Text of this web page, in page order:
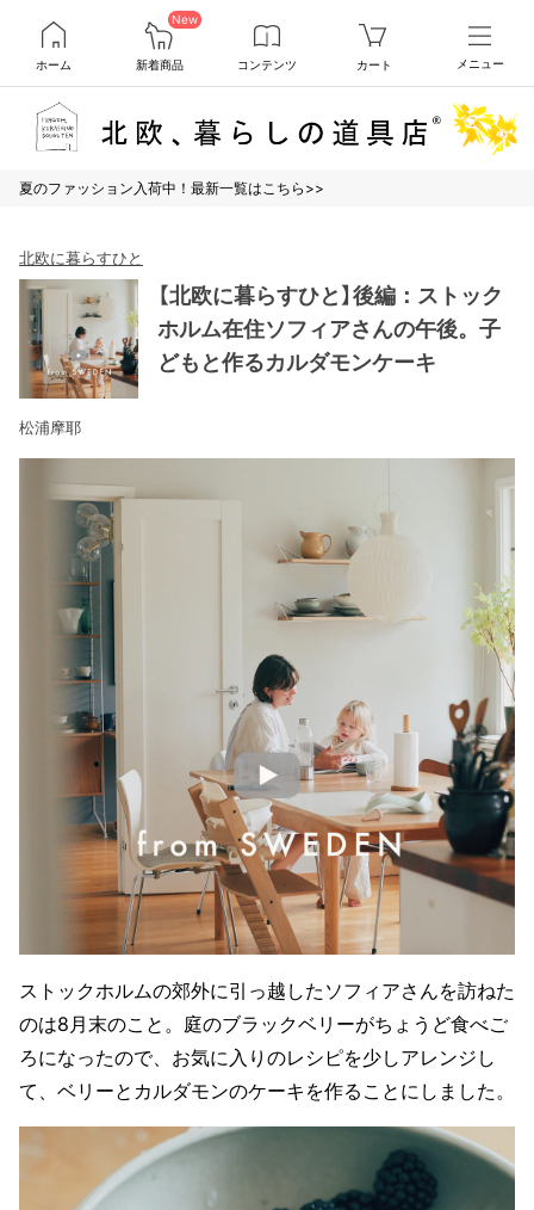
ホーム
New
新着商品 コンテンツ カート メニュー
夏のファッション入荷中！最新一覧はこちら>>
北欧に暮らすひと
【北欧に暮らすひと】後編：ストック
ホルム在住ソフィアさんの午後。子
どもと作るカルダモンケーキ
松浦摩耶
ストックホルムの郊外に引っ越したソフィアさんを訪ねた
のは8月末のこと。庭のブラックベリーがちょうど食べご
ろになったので、お気に入りのレシピを少しアレンジし
て、ベリーとカルダモンのケーキを作ることにしました。